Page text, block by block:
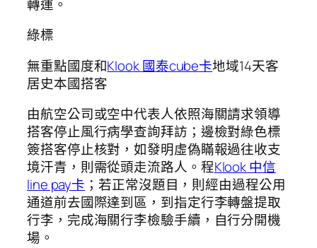
轉運。
綠標
無重點國度和Klook 國泰cube卡地域14天客
居史本國搭客
由航空公司或空中代表人依照海關請求領導
搭客停止風行病學查詢拜訪；邊檢對綠色標
簽搭客停止核對，如發明虛偽瞞報過往收支
境汗青，則需從頭走流路人。程Klook 中信
line pay卡 ；若正常沒題目，則經由過程公用
通道前去國際達到區，到指定行李轉盤提取
行李，完成海關行李檢驗手續，自行分開機
場。